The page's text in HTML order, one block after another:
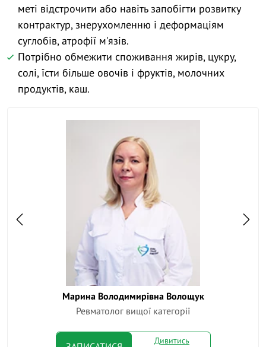
Марина Володимирівна Волощук
Ревматолог вищої категорії
Дивитись
меті відстрочити або навіть запобігти розвитку
контрактур, знерухомленню і деформаціям
суглобів, атрофії м'язів.
Потрібно обмежити споживання жирів, цукру,
солі, їсти більше овочів і фруктів, молочних
продуктів, каш.